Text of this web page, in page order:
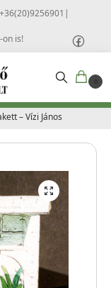
|
on is!
0
– Vízi János